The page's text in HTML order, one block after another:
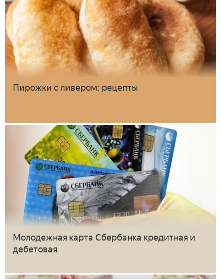
Пирожки с ливером: рецепты
Молодежная карта Сбербанка кредитная и
дебетовая